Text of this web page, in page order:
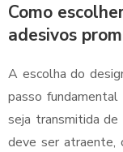
Como
adesivos
A escolha do
passo fundamental
seja transmitida de
deve ser atraente,